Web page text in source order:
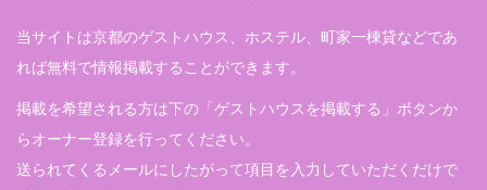
当サイトは京都のゲストハウス、ホステル、町家一棟貸などであ
れば無料で情報掲載することができます。
掲載を希望される方は下の「ゲストハウスを掲載する」ボタンか
らオーナー登録を行ってください。
送られてくるメールにしたがって項目を入力していただくだけで